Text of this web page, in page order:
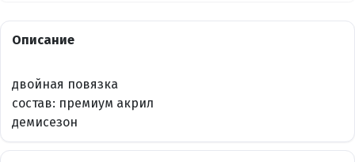
Описание
двойная повязка
состав: премиум акрил
демисезон